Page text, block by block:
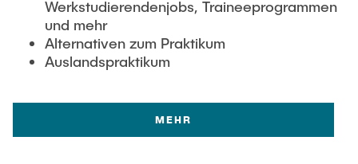
Werkstudierendenjobs, Traineeprogrammen
und mehr
Alternativen zum Praktikum
Auslandspraktikum
MEHR